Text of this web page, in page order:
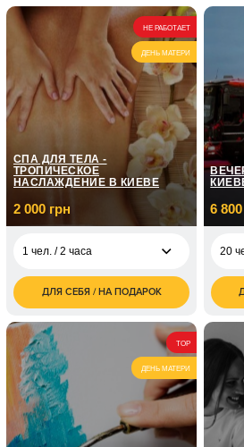
2 чел. / 2 часа
1 900
грн
НЕ РАБОТАЕТ
ДЕНЬ МАТЕРИ
СПА ДЛЯ ТЕЛА -
ТРОПИЧЕСКОЕ
НАСЛАЖДЕНИЕ В КИЕВЕ
2 000 грн
1 чел. / 2 часа
2 000
грн
ДЛЯ СЕБЯ / НА ПОДАРОК
6
20
20
20
9
TOP
ДЕНЬ МАТЕРИ